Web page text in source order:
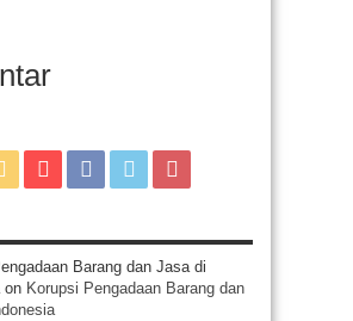
Barang dan Jasa di
on Korupsi Pengadaan Barang dan